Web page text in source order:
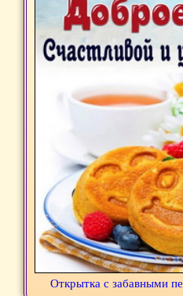
Открытка с забавными